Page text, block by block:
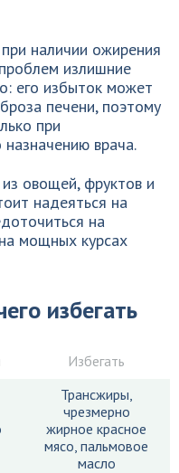
наличии ожирения
излишние
его избыток может
печени, поэтому
при
врача.
овощей, фруктов и
надеяться на
на
мощных курсах
избегать
Избегать
Трансжиры,
чрезмерно
жирное красное
мясо, пальмовое
масло